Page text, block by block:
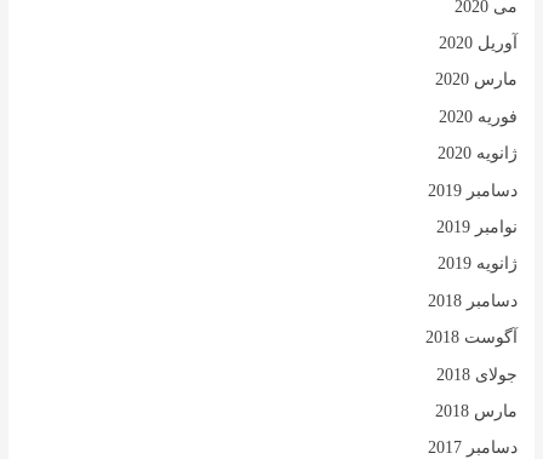
می 2020
آوریل 2020
مارس 2020
فوریه 2020
ژانویه 2020
دسامبر 2019
نوامبر 2019
ژانویه 2019
دسامبر 2018
آگوست 2018
جولای 2018
مارس 2018
دسامبر 2017